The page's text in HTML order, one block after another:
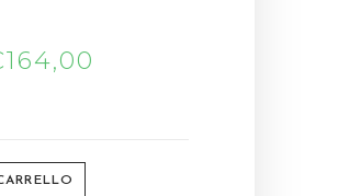
164,00